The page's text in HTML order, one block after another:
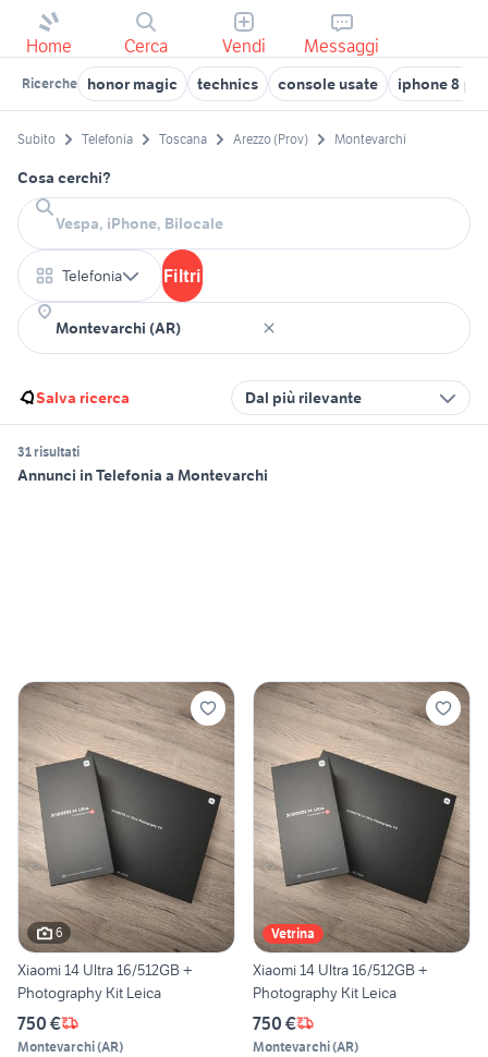
Home Cerca Vendi Messaggi
Ricerche honor magic technics console usate iphone 8
Subito Telefonia Toscana Arezzo (Prov) Montevarchi
Cosa cerchi?
Telefonia Filtri
Salva ricerca Dal più rilevante
31 risultati
Annunci in Telefonia a Montevarchi
6
Xiaomi 14 Ultra 16/512GB +
Photography Kit Leica
750 €
Montevarchi(AR)
Vetrina
Xiaomi 14 Ultra 16/512GB +
Photography Kit Leica
750 €
Montevarchi(AR)